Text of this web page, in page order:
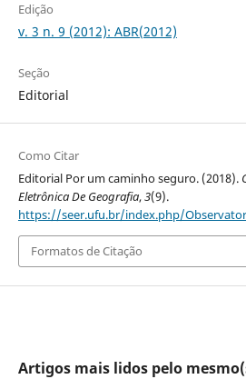
Edição
v. 3 n. 9 (2012): ABR(2012)
Seção
Editorial
Como Citar
Editorial Por um caminho seguro. (2018).
Eletrônica De Geografia,3(9).
https://seer.ufu.br/index.php/
Formatos de Citação
Artigos mais lidos pelo